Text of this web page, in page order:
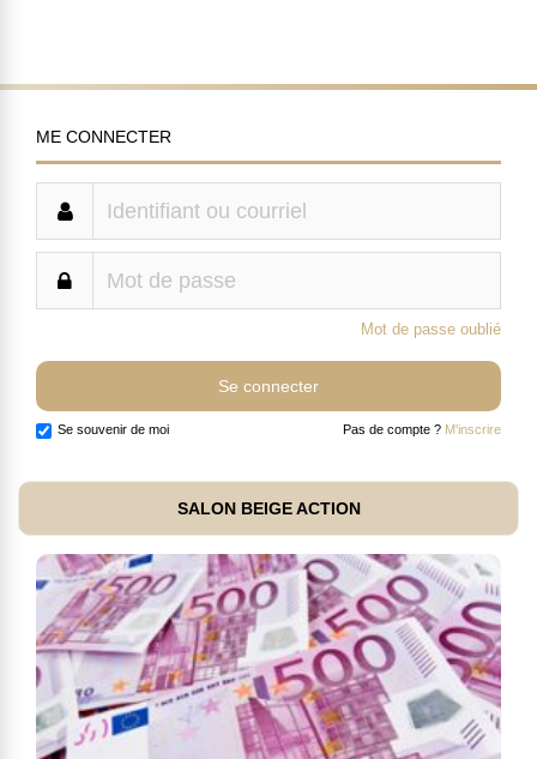
ME CONNECTER
Mot de passe oublié
Se souvenir de moi Pas de compte ? M'inscrire
SALON BEIGE ACTION